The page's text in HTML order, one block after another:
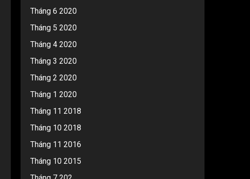
Tháng 6 2020
Tháng 5 2020
Tháng 4 2020
Tháng 3 2020
Tháng 2 2020
Tháng 1 2020
Tháng 11 2018
Tháng 10 2018
Tháng 11 2016
Tháng 10 2015